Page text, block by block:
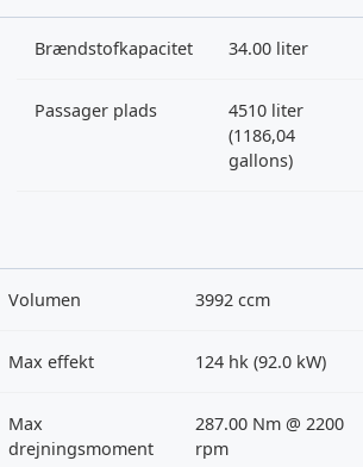
Brændstofkapacitet 34.00 liter
Passager plads
4510 liter
(1186,04
gallons)
Volumen 3992 ccm
Max effekt 124 hk (92.0 kW)
Max
drejningsmoment
287.00 Nm @ 2200
rpm